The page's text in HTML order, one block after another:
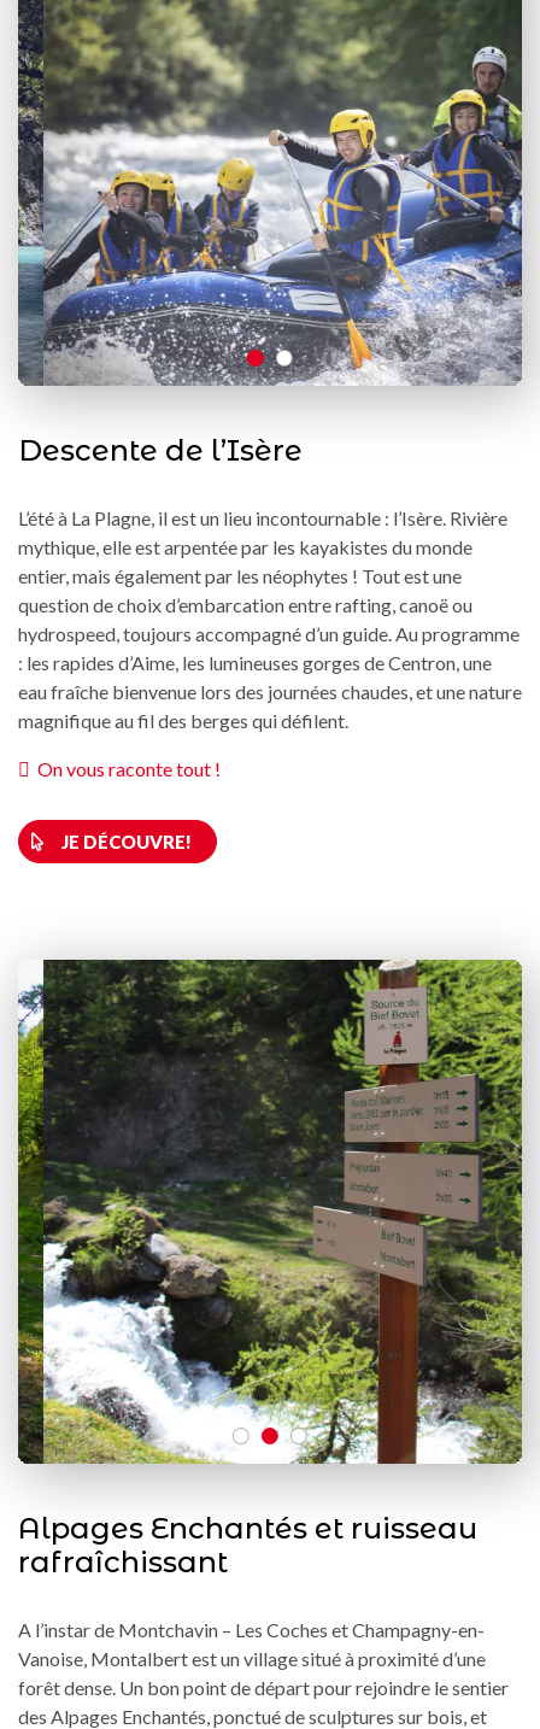
Descente de l’Isère
L’été à La Plagne, il est un lieu incontournable : l’Isère. Rivière
mythique, elle est arpentée par les kayakistes du monde
entier, mais également par les néophytes ! Tout est une
question de choix d’embarcation entre rafting, canoë ou
hydrospeed, toujours accompagné d’un guide. Au programme
: les rapides d’Aime, les lumineuses gorges de Centron, une
eau fraîche bienvenue lors des journées chaudes, et une nature
magnifique au fil des berges qui défilent.
On vous raconte tout !
JE DÉCOUVRE!
Alpages Enchantés et ruisseau
rafraîchissant
A l’instar de Montchavin – Les Coches et Champagny-en-
Vanoise, Montalbert est un village situé à proximité d’une
forêt dense. Un bon point de départ pour rejoindre le sentier
des Alpages Enchantés, ponctué de sculptures sur bois, et